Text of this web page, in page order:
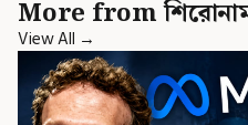
More from
View All →